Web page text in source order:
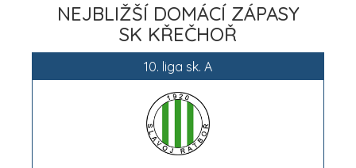
NEJBLIŽŠÍ DOMÁCÍ ZÁPASY
SK KŘEČHOŘ
10. liga sk. A